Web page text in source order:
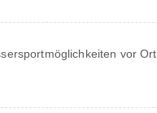
vor Ort